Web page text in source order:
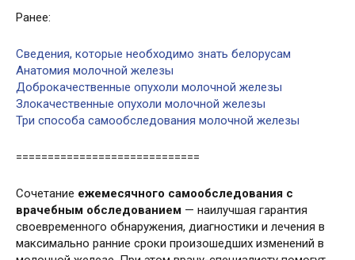
Ранее:
Сведения, которые необходимо знать белорусам
Анатомия молочной железы
Доброкачественные опухоли молочной железы
Злокачественные опухоли молочной железы
Три способа самообследования молочной железы
=============================
Сочетание ежемесячного самообследования с
врачебным обследованием — наилучшая гарантия
своевременного обнаружения, диагностики и лечения в
максимально ранние сроки произошедших изменений в